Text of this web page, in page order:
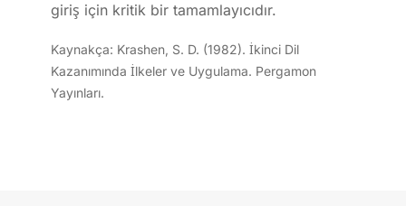
giriş için kritik bir tamamlayıcıdır.
Kaynakça: Krashen, S. D. (1982). İkinci Dil
Kazanımında İlkeler ve Uygulama. Pergamon
Yayınları.